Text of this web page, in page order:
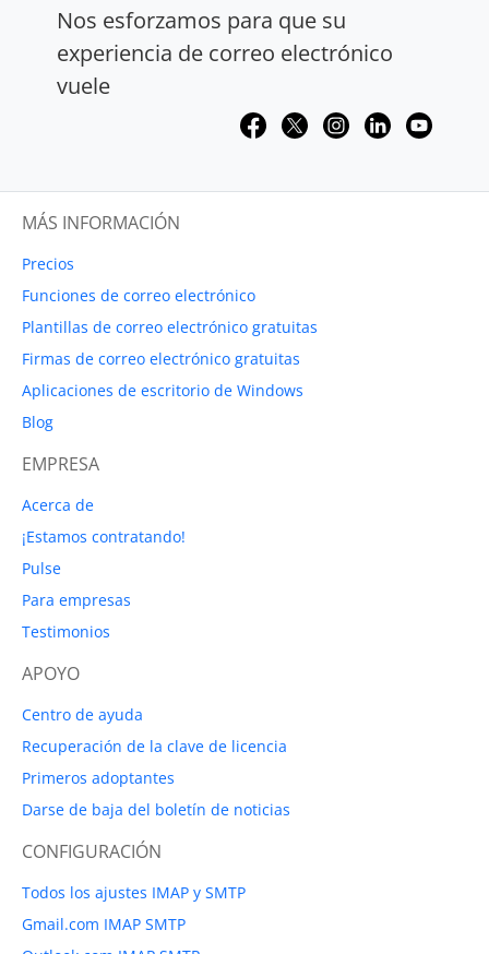
Nos esforzamos para que su
experiencia de correo electrónico
vuele
MÁS INFORMACIÓN
Precios
Funciones de correo electrónico
Plantillas de correo electrónico gratuitas
Firmas de correo electrónico gratuitas
Aplicaciones de escritorio de Windows
Blog
EMPRESA
Acerca de
¡Estamos contratando!
Pulse
Para empresas
Testimonios
APOYO
Centro de ayuda
Recuperación de la clave de licencia
Primeros adoptantes
Darse de baja del boletín de noticias
CONFIGURACIÓN
Todos los ajustes IMAP y SMTP
Gmail.com IMAP SMTP